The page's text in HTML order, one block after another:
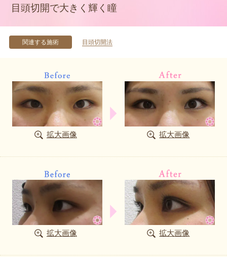
目頭切開で大きく輝く瞳
関連する施術 目頭切開法
拡大画像 拡大画像
拡大画像 拡大画像